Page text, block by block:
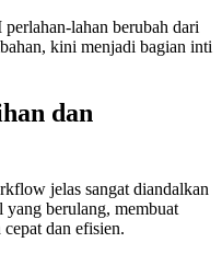
lahan berubah dari
kini menjadi bagian inti
dan
jelas sangat diandalkan
yang berulang, membuat
dan efisien.